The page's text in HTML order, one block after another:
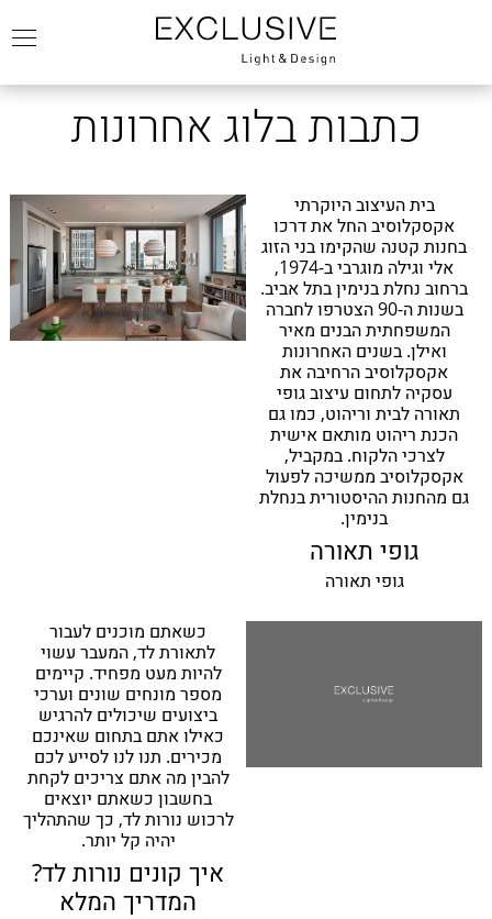
כתבות בלוג אחרונות
בית העיצוב היוקרתי
אקסקלוסיב החל את דרכו
בחנות קטנה שהקימו בני הזוג
אלי וגילה מוגרבי ב-1974,
ברחוב נחלת בנימין בתל אביב.
בשנות ה-90 הצטרפו לחברה
המשפחתית הבנים מאיר
ואילן. בשנים האחרונות
אקסקלוסיב הרחיבה את
עסקיה לתחום עיצוב גופי
תאורה לבית וריהוט, כמו גם
הכנת ריהוט מותאם אישית
לצרכי הלקוח. במקביל,
אקסקלוסיב ממשיכה לפעול
גם מהחנות ההיסטורית בנחלת
בנימין.
גופי תאורה
גופי תאורה
כשאתם מוכנים לעבור
לתאורת לד, המעבר עשוי
להיות מעט מפחיד. קיימים
מספר מונחים שונים וערכי
ביצועים שיכולים להרגיש
כאילו אתם בתחום שאינכם
מכירים. תנו לנו לסייע לכם
להבין מה אתם צריכים לקחת
בחשבון כשאתם יוצאים
לרכוש נורות לד, כך שהתהליך
יהיה קל יותר.
איך קונים נורות לד?
המדריך המלא